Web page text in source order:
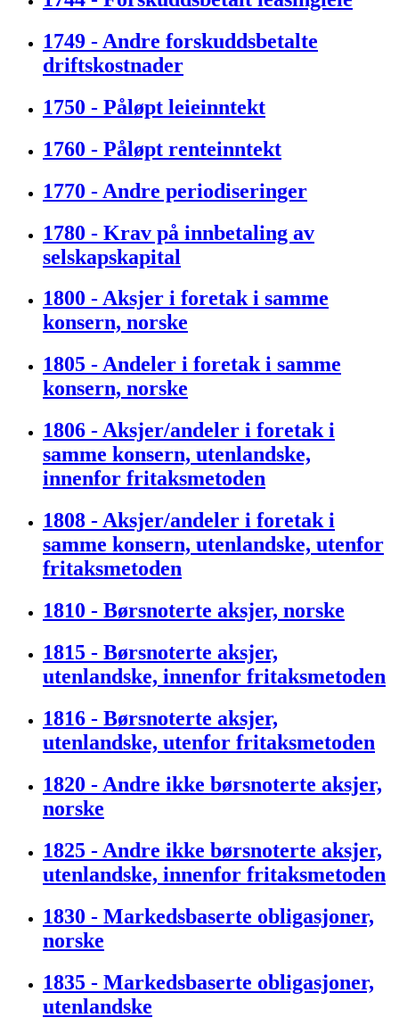
1749 - Andre forskuddsbetalte
driftskostnader
1750 - Påløpt leieinntekt
1760 - Påløpt renteinntekt
1770 - Andre periodiseringer
1780 - Krav på innbetaling av
selskapskapital
1800 - Aksjer i foretak i samme
konsern, norske
1805 - Andeler i foretak i samme
konsern, norske
1806 - Aksjer/andeler i foretak i
samme konsern, utenlandske,
innenfor fritaksmetoden
1808 - Aksjer/andeler i foretak i
samme konsern, utenlandske, utenfor
fritaksmetoden
1810 - Børsnoterte aksjer, norske
1815 - Børsnoterte aksjer,
utenlandske, innenfor fritaksmetoden
1816 - Børsnoterte aksjer,
utenlandske, utenfor fritaksmetoden
1820 - Andre ikke børsnoterte aksjer,
norske
1825 - Andre ikke børsnoterte aksjer,
utenlandske, innenfor fritaksmetoden
1830 - Markedsbaserte obligasjoner,
norske
1835 - Markedsbaserte obligasjoner,
utenlandske